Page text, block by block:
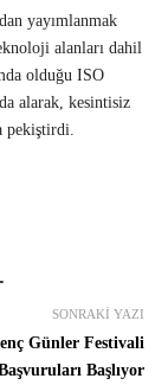
yayımlanmak
alanları dahil
olduğu ISO
alarak, kesintisiz
pekiştirdi.
SONRAKI YAZI
Günler Festivali
Başlıyor